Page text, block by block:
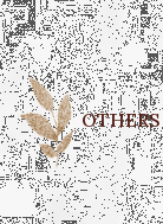
OTHERS